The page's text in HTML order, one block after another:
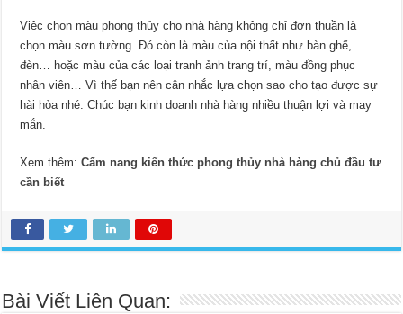
Việc chọn màu phong thủy cho nhà hàng không chỉ đơn thuần là
chọn màu sơn tường. Đó còn là màu của nội thất như bàn ghế,
đèn… hoặc màu của các loại tranh ảnh trang trí, màu đồng phục
nhân viên… Vì thế bạn nên cân nhắc lựa chọn sao cho tạo được sự
hài hòa nhé. Chúc bạn kinh doanh nhà hàng nhiều thuận lợi và may
mắn.
Xem thêm:Cẩm nang kiến thức phong thủy nhà hàng chủ đầu tư
cần biết
Bài Viết Liên Quan: